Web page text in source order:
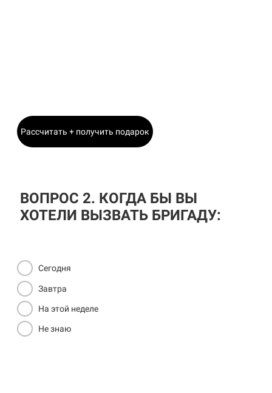
Рассчитать + получить подарок
ВОПРОС 2. КОГДА БЫ ВЫ
ХОТЕЛИ ВЫЗВАТЬ БРИГАДУ:
Сегодня
Завтра
На этой неделе
Не знаю